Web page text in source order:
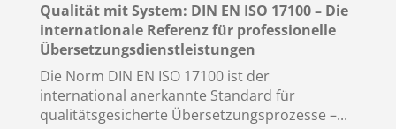
Qualität mit System: DIN EN ISO 17100 – Die
internationale Referenz für professionelle
Übersetzungsdienstleistungen
Die Norm DIN EN ISO 17100 ist der
international anerkannte Standard für
qualitätsgesicherte Übersetzungsprozesse –...